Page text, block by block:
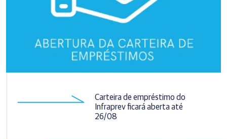
Carteira de empréstimo do
Infraprev ficará aberta até
26/08